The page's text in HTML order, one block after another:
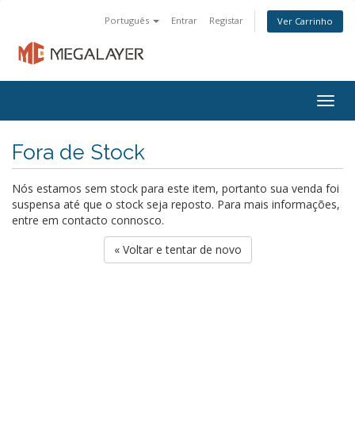
Português Entrar Registar Ver Carrinho
Fora de Stock
Nós estamos sem stock para este item, portanto sua venda foi
suspensa até que o stock seja reposto. Para mais informações,
entre em contacto connosco.
« Voltar e tentar de novo